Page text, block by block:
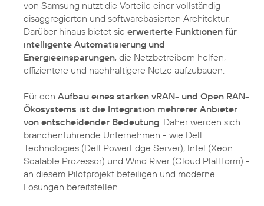
von Samsung nutzt die Vorteile einer vollständig
disaggregierten und softwarebasierten Architektur.
Darüber hinaus bietet sie erweiterte Funktionen für
intelligente Automatisierung und
Energieeinsparungen, die Netzbetreibern helfen,
effizientere und nachhaltigere Netze aufzubauen.
Für den Aufbau eines starken vRAN- und Open RAN-
Ökosystems ist die Integration mehrerer Anbieter
von entscheidender Bedeutung. Daher werden sich
branchenführende Unternehmen - wie Dell
Technologies (Dell PowerEdge Server), Intel (Xeon
Scalable Prozessor) und Wind River (Cloud Plattform) -
an diesem Pilotprojekt beteiligen und moderne
Lösungen bereitstellen.